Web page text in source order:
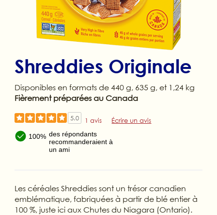
Shreddies Originale
Disponibles en formats de 440 g, 635 g, et 1,24 kg
Fièrement préparées au Canada
5.0 1 avis Écrire un avis
100% des répondants
recommanderaient à
un ami
Les céréales Shreddies sont un trésor canadien
emblématique, fabriquées à partir de blé entier à
100 %, juste ici aux Chutes du Niagara (Ontario).